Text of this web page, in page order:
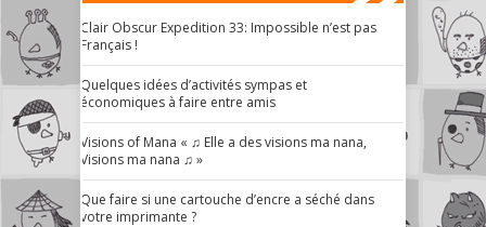
Clair Obscur Expedition 33: Impossible n’est pas
Français !
Quelques idées d’activités sympas et
économiques à faire entre amis
Visions of Mana « ♫ Elle a des visions ma nana,
Visions ma nana ♫ »
Que faire si une cartouche d’encre a séché dans
votre imprimante ?